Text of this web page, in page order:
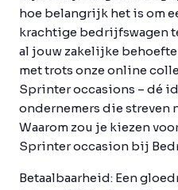
hoe belangrijk het is om
krachtige bedrijfswagen
al jouw zakelijke
met trots onze online
Sprinter occasions – dé
ondernemers die streven
Waarom zou je kiezen
Sprinter occasion bij
Betaalbaarheid: Een